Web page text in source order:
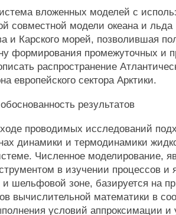
вложенных моделей с
совместной модели океана и льда
и Карского морей, позволившая
формирования промежуточных и
распространение
европейского сектора Арктики.
результатов
проводимых исследований
динамики и термодинамики
Численное моделирование,
в изучении процессов и
и шельфовой зоне, базируется на
вычислительной математики в
условий аппроксимации и